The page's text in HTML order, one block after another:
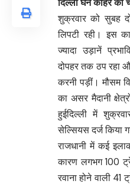
शुक्रवार को सुबह
लिपटी रही। इस
ज्यादा उड़ानें
दोपहर तक ठप रहा
करनी पड़ीं। मौसम
का असर मैदानी
हुईदिल्ली में
सेल्सियस दर्ज किया
राजधानी में कई
कारण लगभग 100
रवाना होने वाली